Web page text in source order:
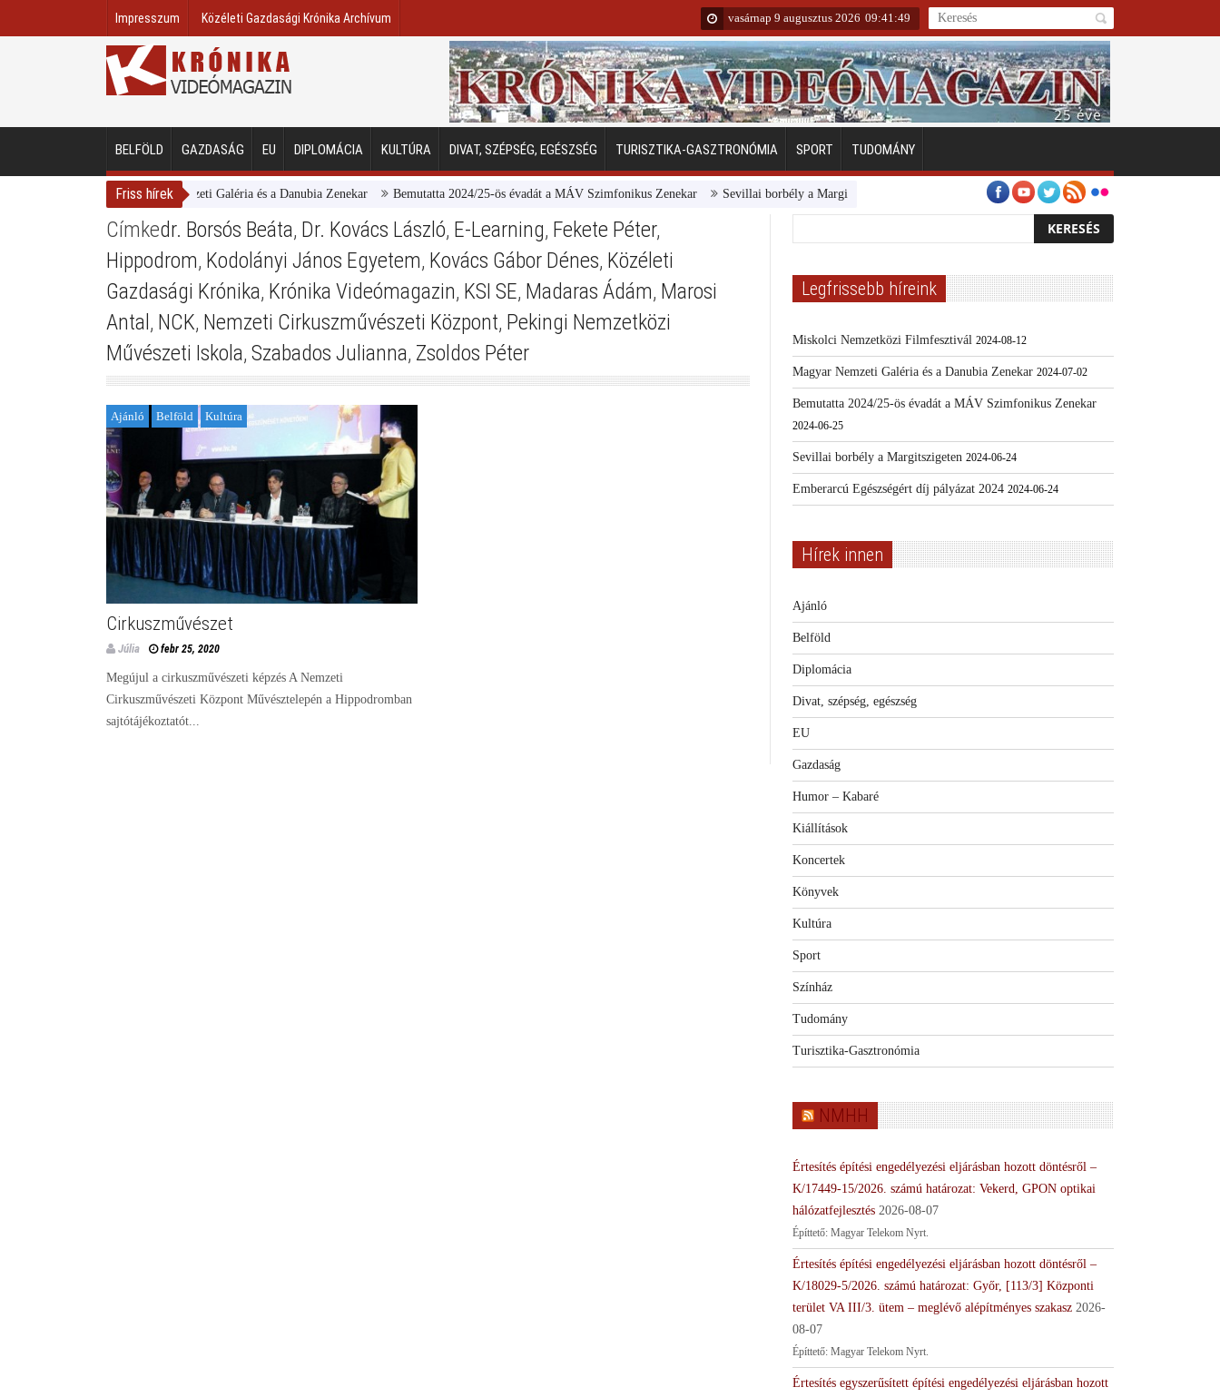
Impresszum Közéleti Gazdasági Krónika Archívum vasárnap 9 augusztus 2026 09:41:50
BELFÖLD GAZDASÁG EU DIPLOMÁCIA KULTÚRA DIVAT, SZÉPSÉG, EGÉSZSÉG TURISZTIKA-GASZTRONÓMIA SPORT TUDOMÁNY
Friss hírek
Magyar Nemzeti Galéria és a Danubia Zenekar Bemutatta 2024/25-ös évadát a MÁV Szimfonikus Zenekar Sevillai borbély a Margitszigeten Emberarcú Egészségért díj pályázat 2024
Címkedr. Borsós Beáta, Dr. Kovács László, E-Learning, Fekete Péter,
Hippodrom, Kodolányi János Egyetem, Kovács Gábor Dénes, Közéleti
Gazdasági Krónika, Krónika Videómagazin, KSI SE, Madaras Ádám, Marosi
Antal , NCK, Nemzeti Cirkuszművészeti Központ, Pekingi Nemzetközi
Művészeti Iskola, Szabados Julianna, Zsoldos Péter
Ajánló Belföld Kultúra
Cirkuszművészet
Júlia febr 25, 2020
Megújul a cirkuszművészeti képzés A Nemzeti
Cirkuszművészeti Központ Művésztelepén a Hippodromban
sajtótájékoztatót...
Legfrissebb híreink
Miskolci Nemzetközi Filmfesztivál 2024-08-12
Magyar Nemzeti Galéria és a Danubia Zenekar 2024-07-02
Bemutatta 2024/25-ös évadát a MÁV Szimfonikus Zenekar
2024-06-25
Sevillai borbély a Margitszigeten 2024-06-24
Emberarcú Egészségért díj pályázat 2024 2024-06-24
Hírek innen
Ajánló
Belföld
Diplomácia
Divat, szépség, egészség
EU
Gazdaság
Humor – Kabaré
Kiállítások
Koncertek
Könyvek
Kultúra
Sport
Színház
Tudomány
Turisztika-Gasztronómia
NMHH
Értesítés építési engedélyezési eljárásban hozott döntésről –
K/17449-15/2026. számú határozat: Vekerd, GPON optikai
hálózatfejlesztés 2026-08-07
Építtető: Magyar Telekom Nyrt.
Értesítés építési engedélyezési eljárásban hozott döntésről –
K/18029-5/2026. számú határozat: Győr, [113/3] Központi
terület VA III/3. ütem – meglévő alépítményes szakasz 2026-
08-07
Építtető: Magyar Telekom Nyrt.
Értesítés egyszerűsített építési engedélyezési eljárásban hozott